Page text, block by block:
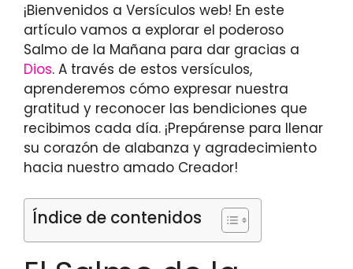
¡Bienvenidos a Versículos web! En este
artículo vamos a explorar el poderoso
Salmo de la Mañana para dar gracias a
Dios. A través de estos versículos,
aprenderemos cómo expresar nuestra
gratitud y reconocer las bendiciones que
recibimos cada día. ¡Prepárense para llenar
su corazón de alabanza y agradecimiento
hacia nuestro amado Creador!
Índice de contenidos